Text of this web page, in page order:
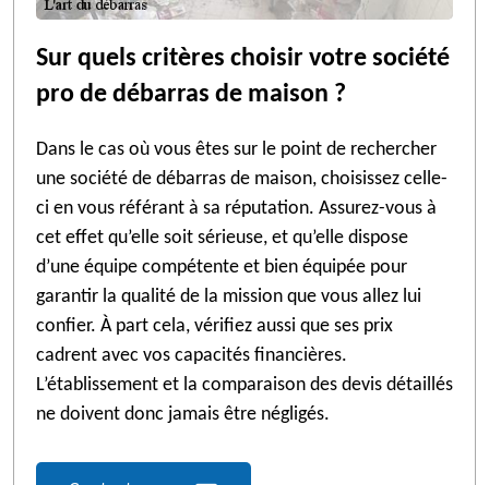
Sur quels critères choisir votre société
pro de débarras de maison ?
Dans le cas où vous êtes sur le point de rechercher
une société de débarras de maison, choisissez celle-
ci en vous référant à sa réputation. Assurez-vous à
cet effet qu’elle soit sérieuse, et qu’elle dispose
d’une équipe compétente et bien équipée pour
garantir la qualité de la mission que vous allez lui
confier. À part cela, vérifiez aussi que ses prix
cadrent avec vos capacités financières.
L’établissement et la comparaison des devis détaillés
ne doivent donc jamais être négligés.